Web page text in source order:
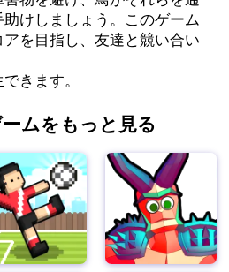
けしましょう。このゲーム
を目指し、友達と競い合い
きます。
ムをもっと見る